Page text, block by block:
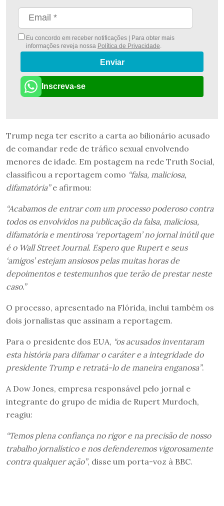
Eu concordo em receber notificações | Para obter mais
informações reveja nossa Política de Privacidade
Enviar
Inscreva-se
Trump nega ter escrito a carta ao bilionário acusado
de comandar rede de tráfico sexual envolvendo
menores de idade. Em postagem na rede Truth Social,
classificou a reportagem como “falsa, maliciosa,
difamatória”e afirmou:
“Acabamos de entrar com um processo poderoso contra
todos os envolvidos na publicação da falsa, maliciosa,
difamatória e mentirosa ‘reportagem’ no jornal inútil que
é o Wall Street Journal. Espero que Rupert e seus
‘amigos’ estejam ansiosos pelas muitas horas de
depoimentos e testemunhos que terão de prestar neste
caso.”
O processo, apresentado na Flórida, inclui também os
dois jornalistas que assinam a reportagem.
Para o presidente dos EUA, “os acusados inventaram
esta história para difamar o caráter e a integridade do
presidente Trump e retratá-lo de maneira enganosa”.
A Dow Jones, empresa responsável pelo jornal e
integrante do grupo de mídia de Rupert Murdoch,
reagiu:
“Temos plena confiança no rigor e na precisão de nosso
trabalho jornalístico e nos defenderemos vigorosamente
contra qualquer ação”, disse um porta-voz à BBC.